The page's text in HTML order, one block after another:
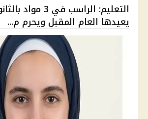
التعليم: الراسب في
يعيدها العام المقبل ويحرم م...